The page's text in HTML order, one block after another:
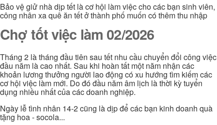
Bảo vệ giử nhà dịp tết là cơ hội làm việc cho các bạn sinh viên,
công nhân xa quê ăn tết ở thành phố muốn có thêm thu nhập
Chợ tốt việc làm 02/2026
Tháng 2 là tháng đầu tiên sau tết nhu cầu chuyển đổi công việc
đầu năm là cao nhất. Sau khi hoàn tất một năm nhận các
khoản lương thưởng người lao động có xu hướng tìm kiếm các
cơ hội việc làm mới. Do đó đầu năm âm lịch là thời kỳ tuyển
dụng nhiều nhất của các doanh nghiệp.
Ngày lễ tình nhân 14-2 cũng là dịp để các bạn kinh doanh quà
tặng hoa - socola...